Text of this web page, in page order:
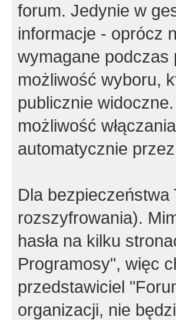
forum. Jedynie w
informacje - oprócz
wymagane
możliwość wyboru,
publicznie
możliwość
automatycznie
Dla bezpieczeństwa
rozszyfrowania).
hasła na kilku
Programosy", więc
przedstawiciel
organizacji, nie